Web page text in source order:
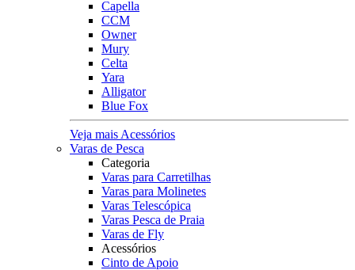
Capella
CCM
Owner
Mury
Celta
Yara
Alligator
Blue Fox
Veja mais Acessórios
Varas de Pesca
Categoria
Varas para Carretilhas
Varas para Molinetes
Varas Telescópica
Varas Pesca de Praia
Varas de Fly
Acessórios
Cinto de Apoio